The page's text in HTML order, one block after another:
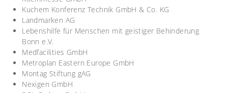
Kuchem Konferenz Technik GmbH & Co. KG
Landmarken AG
Lebenshilfe für Menschen mit geistiger Behinderung
Bonn e.V.
Medfacilities GmbH
Metroplan Eastern Europe GmbH
Montag Stiftung gAG
Nexigen GmbH